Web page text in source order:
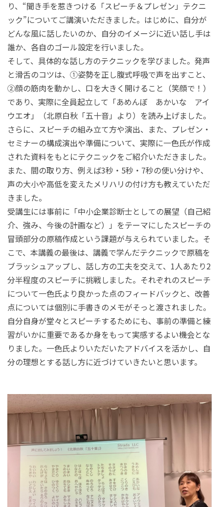
り、“聞き手を惹きつける「スピーチ＆プレゼン」テクニ
ック”についてご講演いただきました。はじめに、自分が
どんな風に話したいのか、自分のイメージに近い話し手は
誰か、各自のゴール設定を行いました。
そして、具体的な話し方のテクニックを学びました。発声
と滑舌のコツは、①姿勢を正し腹式呼吸で声を出すこと、
②顔の筋肉を動かし、口を大きく開けること（笑顔で！）
であり、実際に全員起立して「あめんぼ あかいな アイ
ウエオ」（北原白秋「五十音」より）を読み上げました。
さらに、スピーチの組み立て方や演出、また、プレゼン・
セミナーの構成演出や準備について、実際に一色氏が作成
された資料をもとにテクニックをご紹介いただきました。
また、間の取り方、例えば3秒・5秒・7秒の使い分けや、
声の大小や高低を変えたメリハリの付け方も教えていただ
きました。
受講生には事前に「中小企業診断士としての展望（自己紹
介、強み、今後の計画など）」をテーマにしたスピーチの
冒頭部分の原稿作成という課題が与えられていました。そ
こで、本講義の最後は、講義で学んだテクニックで原稿を
ブラッシュアップし、話し方の工夫を交えて、1人あたり2
分半程度のスピーチに挑戦しました。それぞれのスピーチ
について一色氏より良かった点のフィードバックと、改善
点については個別に手書きのメモがそっと渡されました。
自分自身が堂々とスピーチするためにも、事前の準備と練
習がいかに重要であるか身をもって実感するよい機会とな
りました。一色氏よりいただいたアドバイスを活かし、自
分の理想とする話し方に近づけていきたいと思います。